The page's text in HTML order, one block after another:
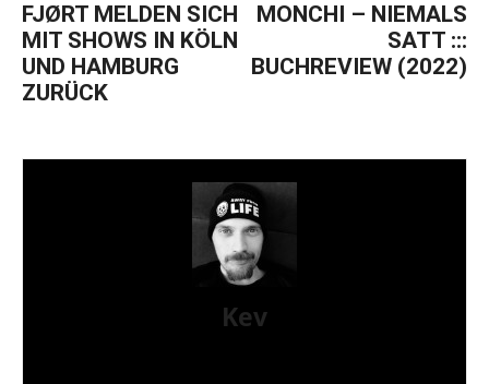
FJØRT MELDEN SICH
MIT SHOWS IN KÖLN
UND HAMBURG
ZURÜCK
MONCHI – NIEMALS
SATT :::
BUCHREVIEW (2022)
Kev